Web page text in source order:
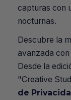
capturas con
nocturnas.
Descubre la
avanzada con
Desde la
"Creative
de